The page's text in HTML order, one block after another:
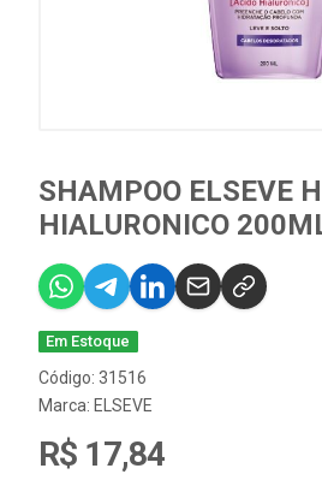
SHAMPOO ELSEVE
HIALURONICO
Em Estoque
Código: 31516
Marca: ELSEVE
R$ 17,84